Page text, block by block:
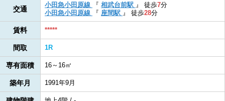
交通
小田急小田原線 『 相武台前駅 』 徒歩7分
小田急小田原線
『 座間駅 』 徒歩28分
賃料 *****
間取 1R
専有面積 16～16㎡
築年月 1991年9月